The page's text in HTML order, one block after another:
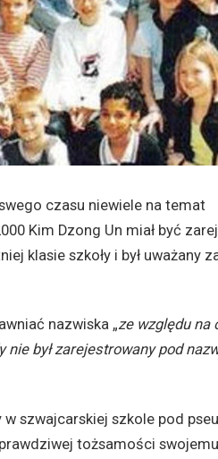
czasu niewiele na temat
Kim Dzong Un miał być
klasie szkoły i był uważany
nazwiska „ze względu na
nie był zarejestrowany pod
w szwajcarskiej szkole pod
tożsamości